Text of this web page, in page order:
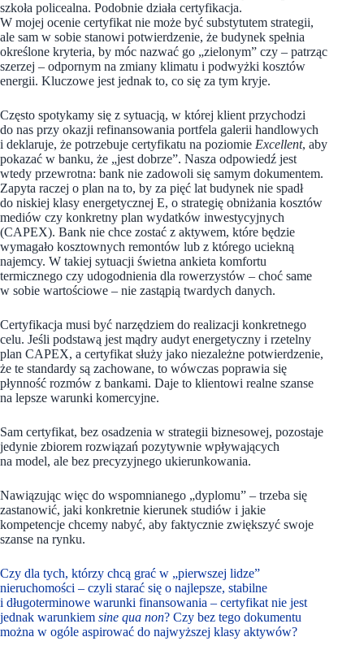
szkoła policealna. Podobnie działa certyfikacja.
W mojej ocenie certyfikat nie może być substytutem strategii,
ale sam w sobie stanowi potwierdzenie, że budynek spełnia
określone kryteria, by móc nazwać go „zielonym” czy – patrząc
szerzej – odpornym na zmiany klimatu i podwyżki kosztów
energii. Kluczowe jest jednak to, co się za tym kryje.
Często spotykamy się z sytuacją, w której klient przychodzi
do nas przy okazji refinansowania portfela galerii handlowych
i deklaruje, że potrzebuje certyfikatu na poziomie Excellent, aby
pokazać w banku, że „jest dobrze”. Nasza odpowiedź jest
wtedy przewrotna: bank nie zadowoli się samym dokumentem.
Zapyta raczej o plan na to, by za pięć lat budynek nie spadł
do niskiej klasy energetycznej E, o strategię obniżania kosztów
mediów czy konkretny plan wydatków inwestycyjnych
(CAPEX). Bank nie chce zostać z aktywem, które będzie
wymagało kosztownych remontów lub z którego uciekną
najemcy. W takiej sytuacji świetna ankieta komfortu
termicznego czy udogodnienia dla rowerzystów – choć same
w sobie wartościowe – nie zastąpią twardych danych.
Certyfikacja musi być narzędziem do realizacji konkretnego
celu. Jeśli podstawą jest mądry audyt energetyczny i rzetelny
plan CAPEX, a certyfikat służy jako niezależne potwierdzenie,
że te standardy są zachowane, to wówczas poprawia się
płynność rozmów z bankami. Daje to klientowi realne szanse
na lepsze warunki komercyjne.
Sam certyfikat, bez osadzenia w strategii biznesowej, pozostaje
jedynie zbiorem rozwiązań pozytywnie wpływających
na model, ale bez precyzyjnego ukierunkowania.
Nawiązując więc do wspomnianego „dyplomu” – trzeba się
zastanowić, jaki konkretnie kierunek studiów i jakie
kompetencje chcemy nabyć, aby faktycznie zwiększyć swoje
szanse na rynku.
Czy dla tych, którzy chcą grać w „pierwszej lidze”
nieruchomości – czyli starać się o najlepsze, stabilne
i długoterminowe warunki finansowania – certyfikat nie jest
jednak warunkiem sine qua non? Czy bez tego dokumentu
można w ogóle aspirować do najwyższej klasy aktywów?